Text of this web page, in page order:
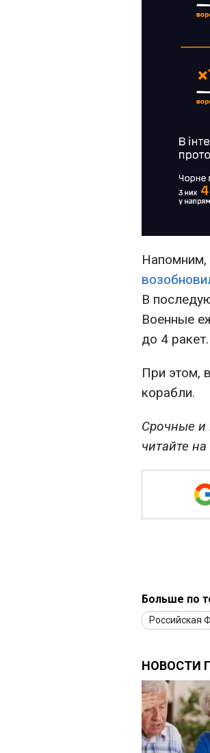
Напомним,
В
Военные
до 4 ракет.
При этом,
корабли.
Срочные и
читайте
Больше по
Российская